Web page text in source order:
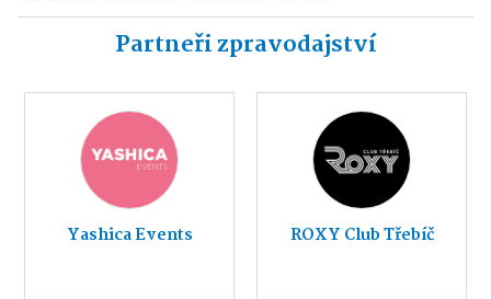
Partneři zpravodajství
Yashica Events ROXY Club Třebíč